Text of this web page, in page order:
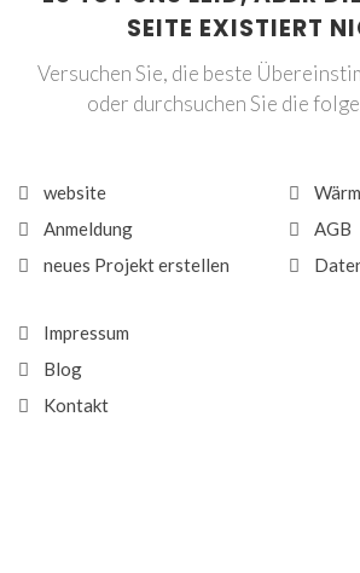
SEITE EXISTIERT
Versuchen Sie, die beste
oder durchsuchen Sie die
website
Anmeldung
neues Projekt erstellen
AGB
Impressum
Blog
Kontakt